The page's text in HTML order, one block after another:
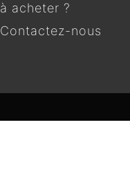
à acheter ?
Contactez-nous